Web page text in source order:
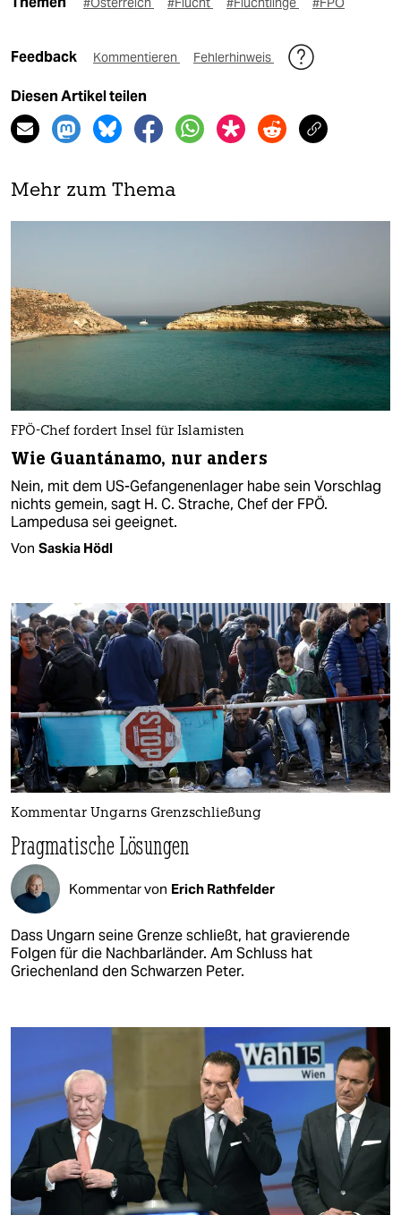
Feedback Kommentieren Fehlerhinweis
Diesen Artikel teilen
Mehr zum Thema
FPÖ-Chef fordert Insel für Islamisten
Wie Guantánamo, nur anders
Nein, mit dem US-Gefangenenlager habe sein Vorschlag
nichts gemein, sagt H. C. Strache, Chef der FPÖ.
Lampedusa sei geeignet.
Von Saskia Hödl
Kommentar Ungarns Grenzschließung
Pragmatische Lösungen
Kommentar von Erich Rathfelder
Dass Ungarn seine Grenze schließt, hat gravierende
Folgen für die Nachbarländer. Am Schluss hat
Griechenland den Schwarzen Peter.